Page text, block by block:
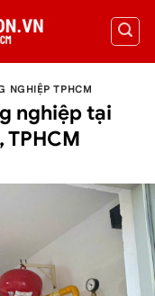
NGHIỆP TPHCM
nghiệp tại
TPHCM